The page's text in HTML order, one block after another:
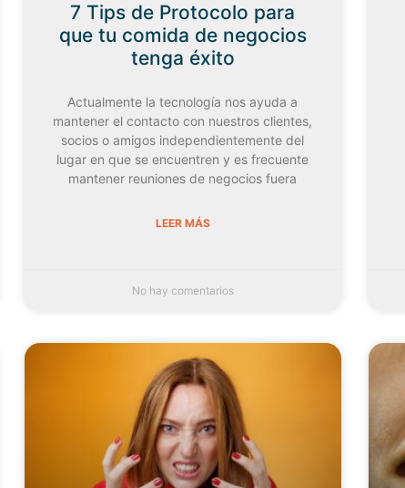
7 Tips de Protocolo para
que tu comida de negocios
tenga éxito
Actualmente la tecnología nos ayuda a
mantener el contacto con nuestros clientes,
socios o amigos independientemente del
lugar en que se encuentren y es frecuente
mantener reuniones de negocios fuera
LEER MÁS
No hay comentarios